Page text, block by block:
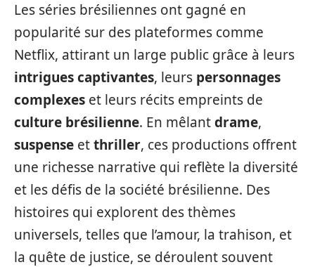
Les séries brésiliennes ont gagné en
popularité sur des plateformes comme
Netflix, attirant un large public grâce à leurs
intrigues captivantes, leurs personnages
complexes et leurs récits empreints de
culture brésilienne. En mêlantdrame,
suspense etthriller, ces productions offrent
une richesse narrative qui reflète la diversité
et les défis de la société brésilienne. Des
histoires qui explorent des thèmes
universels, telles que l’amour, la trahison, et
la quête de justice, se déroulent souvent